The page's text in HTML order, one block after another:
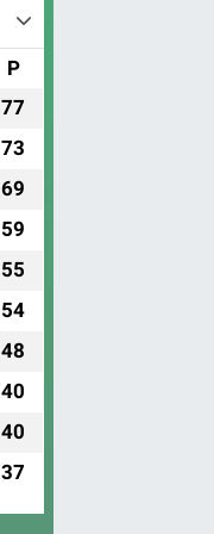
P
77
73
69
59
55
54
48
40
40
37